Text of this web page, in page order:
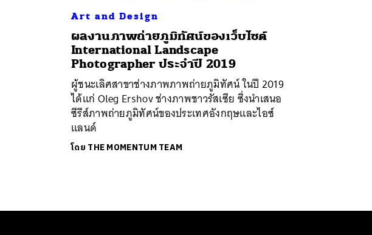
Art and Design
ผลงานภาพถ่ายภูมิทัศน์ของเว็บไซต์
International Landscape
Photographer ประจำปี 2019
ผู้ชนะเลิศสาขาช่างภาพภาพถ่ายภูมิทัศน์ ในปี 2019
ได้แก่ Oleg Ershov ช่างภาพชาวรัสเซีย ซึ่งนำเสนอ
ซีรีส์ภาพถ่ายภูมิทัศน์ของประเทศอังกฤษและไอซ์
แลนด์
โดย THE MOMENTUM TEAM